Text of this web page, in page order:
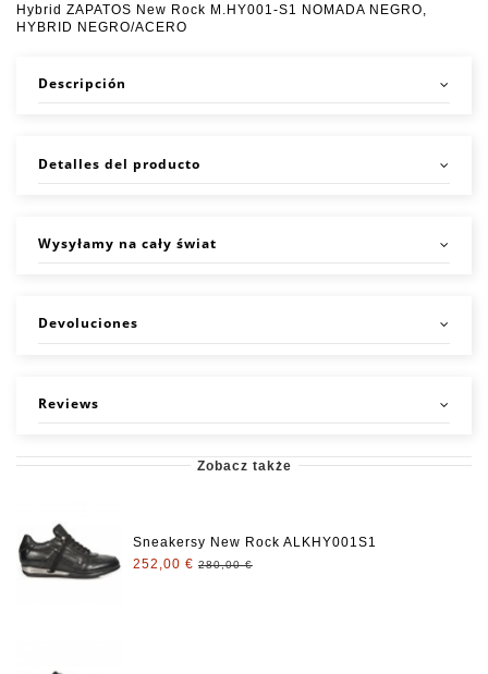
Hybrid ZAPATOS New Rock M.HY001-S1 NOMADA NEGRO,
HYBRID NEGRO/ACERO
Descripción
Detalles del producto
Wysyłamy na cały świat
Devoluciones
Reviews
Zobacz także
Sneakersy New Rock ALKHY001S1
252,00 € 280,00 €